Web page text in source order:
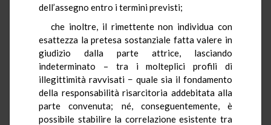
dell’assegno entro i termini previsti;
che inoltre, il rimettente non individua con
esattezza la pretesa sostanziale fatta valere in
giudizio dalla parte attrice, lasciando
indeterminato – tra i molteplici profili di
illegittimità ravvisati − quale sia il fondamento
della responsabilità risarcitoria addebitata alla
parte convenuta; né, conseguentemente, è
possibile stabilire la correlazione esistente tra